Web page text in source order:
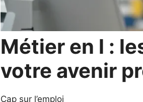
Métier en l :
votre avenir
Cap sur l’emploi